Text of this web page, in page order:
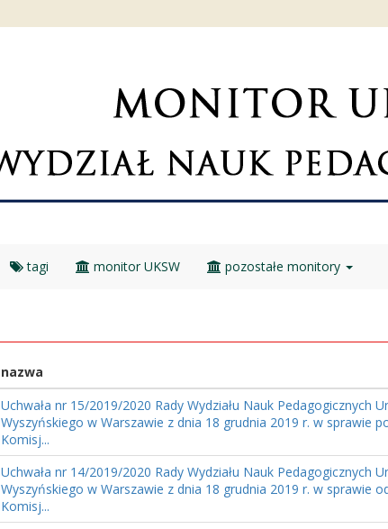
tagi monitor UKSW pozostałe monitory
nazwa
Uchwała nr 15/2019/2020 Rady Wydziału Nauk Pedagogicznych
Wyszyńskiego w Warszawie z dnia 18 grudnia 2019 r. w sprawie
Komisj...
Uchwała nr 14/2019/2020 Rady Wydziału Nauk Pedagogicznych
Wyszyńskiego w Warszawie z dnia 18 grudnia 2019 r. w sprawie
Komisj...